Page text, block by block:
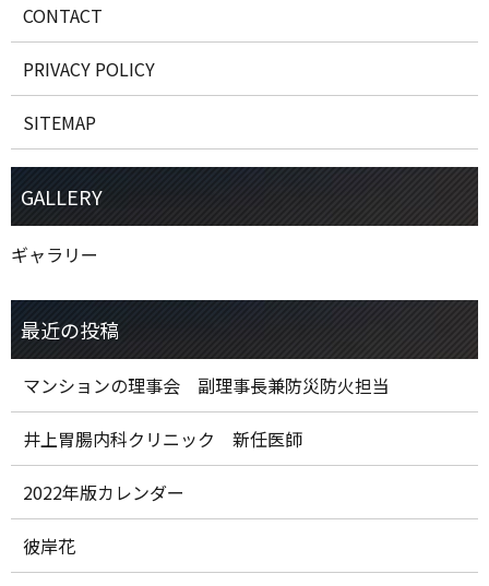
CONTACT
PRIVACY POLICY
SITEMAP
ギャラリー
マンションの理事会 副理事長兼防災防火担当
井上胃腸内科クリニック 新任医師
2022年版カレンダー
彼岸花